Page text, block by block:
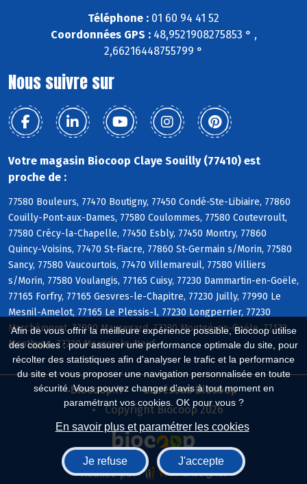
Afin de vous offrir la meilleure expérience possible, Biocoop utilise
des cookies : pour assurer une performance optimale du site, pour
récolter des statistiques afin d'analyser le trafic et la performance
du site et vous proposer une navigation personnalisée en toute
sécurité. Vous pouvez changer d'avis à tout moment en
paramétrant vos cookies. OK pour vous ?
En savoir plus et paramétrer les cookies
Je refuse J'accepte
Téléphone : 01 60 94 41 52
Coordonnées GPS :48,9521908275853 ° ,
2,66216448755799 °
Nous suivre sur
Votre magasin Biocoop Claye Souilly (77410) est
proche de :
77580 Bouleurs, 77470 Boutigny, 77450 Condé-Ste-Libiaire, 77860
Couilly-Pont-aux-Dames, 77580 Coulommes, 77580 Coutevroult,
77580 Crécy-la-Chapelle, 77450 Esbly, 77450 Montry, 77860
Quincy-Voisins, 77470 St-Fiacre, 77860 St-Germain s/Morin, 77580
Sancy, 77580 Vaucourtois, 77470 Villemareuil, 77580 Villiers
s/Morin, 77580 Voulangis, 77165 Cuisy, 77230 Dammartin-en-Goële,
77165 Forfry, 77165 Gesvres-le-Chapitre, 77230 Juilly, 77990 Le
Mesnil-Amelot, 77165 Le Plessis-l, 77230 Longperrier, 77230
Marchémoret, 77990 Mauregard, 77230 Montgé-en-Goële, 77122
Monthyon, 77230 Moussy-le-Neuf
Biocoop.fr
Le réseau Biocoop
Copyright Biocoop 2026
Réalisé par